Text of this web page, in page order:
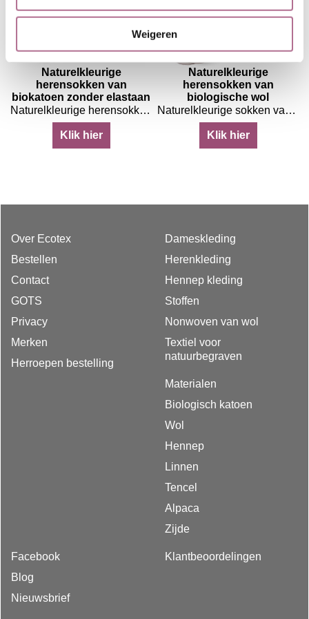
Weigeren
Naturelkleurige
herensokken van
biokatoen zonder elastaan
Naturelkleurige herensokken van biologische katoen zonder elastaan
Klik hier
Naturelkleurige
herensokken van
biologische wol
Naturelkleurige sokken van biologische wol
Klik hier
Over Ecotex
Bestellen
Contact
GOTS
Privacy
Merken
Herroepen bestelling
Dameskleding
Herenkleding
Hennep kleding
Stoffen
Nonwoven van wol
Textiel voor
natuurbegraven
Materialen
Biologisch katoen
Wol
Hennep
Linnen
Tencel
Alpaca
Zijde
Facebook
Blog
Nieuwsbrief
Klantbeoordelingen